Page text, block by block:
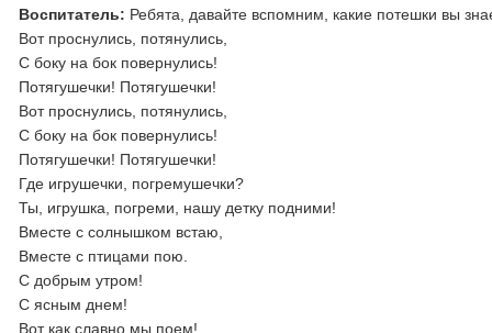
Воспитатель: Ребята, давайте вспомним, какие потешки вы
Вот проснулись, потянулись,
С боку на бок повернулись!
Потягушечки! Потягушечки!
Вот проснулись, потянулись,
С боку на бок повернулись!
Потягушечки! Потягушечки!
Где игрушечки, погремушечки?
Ты, игрушка, погреми, нашу детку подними!
Вместе с солнышком встаю,
Вместе с птицами пою.
С добрым утром!
С ясным днем!
Вот как славно мы поем!